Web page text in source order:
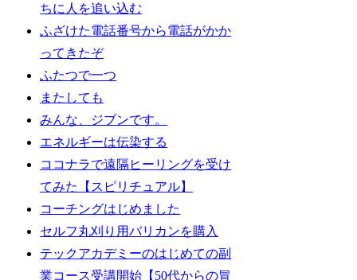
ちに人を追い込む
ふざけた電話番号から電話がかか
ってきたぞ
ふたつで一つ
またしても
みんな、ジブンです。
エネルギーは伝染する
ココナラで遠隔ヒーリングを受け
てみた【スピリチュアル】
コーチングはじめました
セルフ丸刈り用バリカンを購入
テックアカデミーのはじめての副
業コース受講開始【50代からの冒